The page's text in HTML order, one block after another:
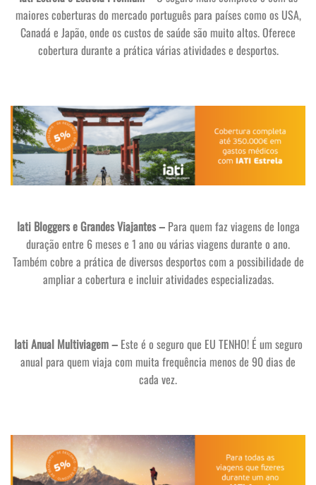
maiores coberturas do mercado português para países como os USA,
Canadá e Japão, onde os custos de saúde são muito altos. Oferece
cobertura durante a prática várias atividades e desportos.
Iati Bloggers e Grandes Viajantes –Para quem faz viagens de longa
duração entre 6 meses e 1 ano ou várias viagens durante o ano.
Também cobre a prática de diversos desportos com a possibilidade de
ampliar a cobertura e incluir atividades especializadas.
Iati Anual Multiviagem –Este é o seguro que EU TENHO! É um seguro
anual para quem viaja com muita frequência menos de 90 dias de
cada vez.